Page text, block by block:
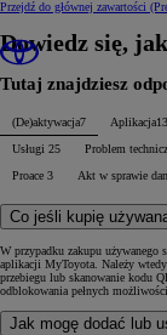
Przejdź do głównej zawartości
Dowiedz się,
Tutaj znajdziesz
(De)aktywacja7 Aplikacja13
Usługi 25 Problem
Proace 3 Akt w sprawie
Co jeśli kupię
W przypadku zakupu używanego
aplikacji MyToyota. Należy
przebiegu lub skanowanie kodu
odblokowania pełnych
Jak mogę dodać lub